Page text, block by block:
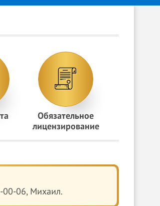
Обязательное
лицензирование
00-06, Михаил.